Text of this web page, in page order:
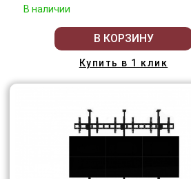
В наличии
В КОРЗИНУ
Купить в 1 клик